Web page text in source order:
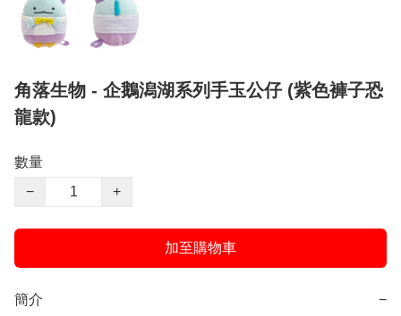
角落生物 - 企鵝潟湖系列手玉公仔 (紫色褲子恐
龍款)
數量
−
+
加至購物車
簡介 −